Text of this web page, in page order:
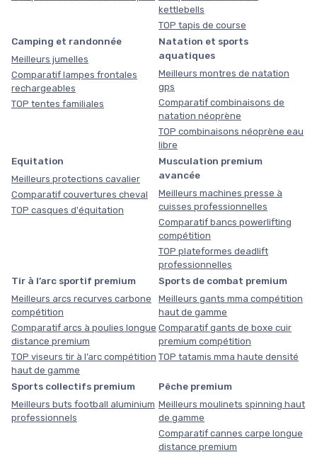
kettlebells
TOP tapis de course
Camping et randonnée
Meilleurs jumelles
Comparatif lampes frontales
rechargeables
TOP tentes familiales
Natation et sports
aquatiques
Meilleurs montres de natation
gps
Comparatif combinaisons de
natation néoprène
TOP combinaisons néoprène eau
libre
Equitation
Meilleurs protections cavalier
Comparatif couvertures cheval
TOP casques d'équitation
Musculation premium
avancée
Meilleurs machines presse à
cuisses professionnelles
Comparatif bancs powerlifting
compétition
TOP plateformes deadlift
professionnelles
Tir à l’arc sportif premium
Meilleurs arcs recurves carbone
compétition
Comparatif arcs à poulies longue
distance premium
TOP viseurs tir à l’arc compétition
haut de gamme
Sports de combat premium
Meilleurs gants mma compétition
haut de gamme
Comparatif gants de boxe cuir
premium compétition
TOP tatamis mma haute densité
Sports collectifs premium
Meilleurs buts football aluminium
professionnels
Pêche premium
Meilleurs moulinets spinning haut
de gamme
Comparatif cannes carpe longue
distance premium